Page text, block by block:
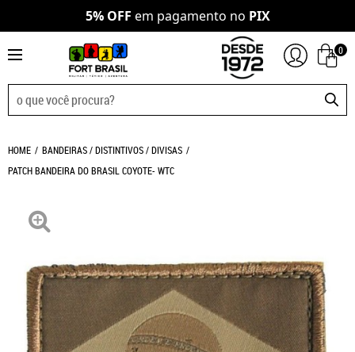
5% OFF em pagamento no PIX
0
HOME
BANDEIRAS / DISTINTIVOS / DIVISAS
PATCH BANDEIRA DO BRASIL COYOTE- WTC